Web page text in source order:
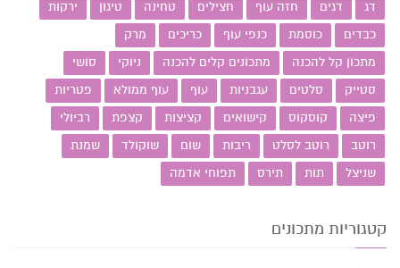
דג
דגים חזה עוף חצילים טחינה טיגון
ירקות
כבדים
כוסמת כנפי עוף כריכים
מרק
מתכון קל להכנה
מתכונים קלים להכנה ניוקי
סושי
סטייק
סלטים עגבניות עוף עוף ממולא
פטריות
פיצה
קוסקוס קישואים קציצות קצפת
רביולי
רוטב
רוטב לסלט ריבות שום שוקולד
שמנת
שניצל
תות תירס תפוחי אדמה
קטגוריות מתכונים